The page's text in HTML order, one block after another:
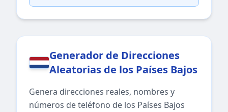
Generador de Direcciones
Aleatorias de los Países Bajos
Genera direcciones reales, nombres y
números de teléfono de los Países Bajos